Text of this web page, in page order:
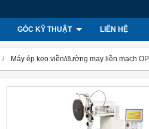
GÓC KỸ THUẬT LIÊN HỆ
Máy ép keo viền/đường may liền mạch